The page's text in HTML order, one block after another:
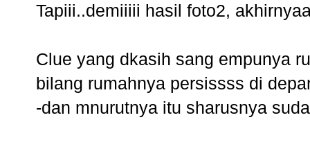
Tapiii..demiiiii hasil foto2,
Clue yang dkasih sang empunya
bilang rumahnya persissss di
-dan mnurutnya itu sharusnya